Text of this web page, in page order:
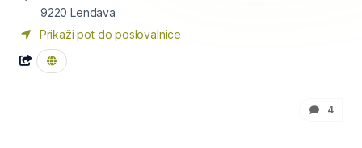
9220 Lendava
Prikaži pot do poslovalnice
4